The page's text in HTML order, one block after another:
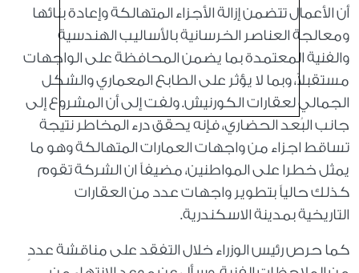
أن الأعمال تتضمن إزالة الأجزاء المتهالكة وإعادة بنائها
ومعالجة العناصر الخرسانية بالأساليب الهندسية
والفنية المعتمدة بما يضمن المحافظة على الواجهات
مستقبلاً، وبما لا يؤثر على الطابع المعماري والشكل
الجمالي لعقارات الكورنيش. ولفت إلى أن المشروع إلى
جانب البُعد الحضاري، فإنه يحقق درء المخاطر نتيجة
تساقط اجزاء من واجهات العمارات المتهالكة وهو ما
يمثل خطرا على المواطنين، مضيفاً ان الشركة تقوم
كذلك حالياً بتطوير واجهات عدد من العقارات
التاريخية بمدينة الاسكندرية.
كما حرص رئيس الوزراء خلال التفقد على مناقشة عددٍ